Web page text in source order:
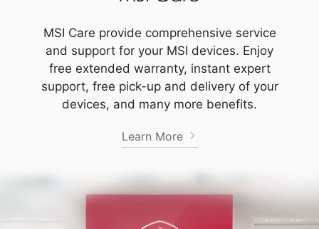
MSI Care provide comprehensive service
and support for your MSI devices. Enjoy
free extended warranty, instant expert
support, free pick-up and delivery of your
devices, and many more benefits.
Learn More